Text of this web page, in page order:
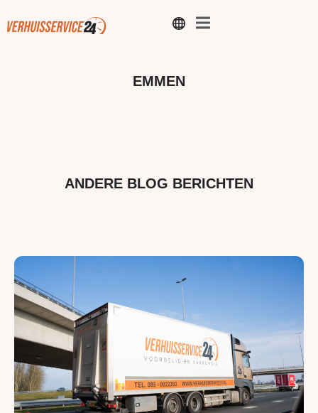
EMMEN
ANDERE BLOG BERICHTEN